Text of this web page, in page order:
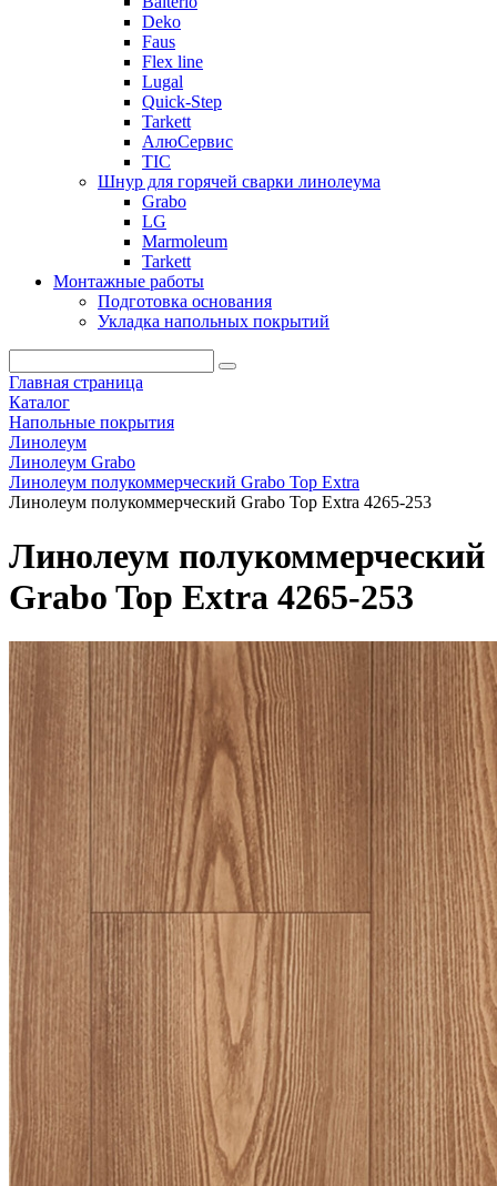
Deko
Faus
Flex line
Lugal
Quick-Step
Tarkett
АлюСервис
ТІС
Шнур для горячей сварки линолеума
Grabo
LG
Marmoleum
Tarkett
Монтажные работы
Подготовка основания
Укладка напольных покрытий
Главная страница
Каталог
Напольные покрытия
Линолеум
Линолеум Grabo
Линолеум полукоммерческий Grabo Top Extra
Линолеум полукоммерческий Grabo Top Extra 4265-253
Линолеум полукоммерческий
Grabo Top Extra 4265-253